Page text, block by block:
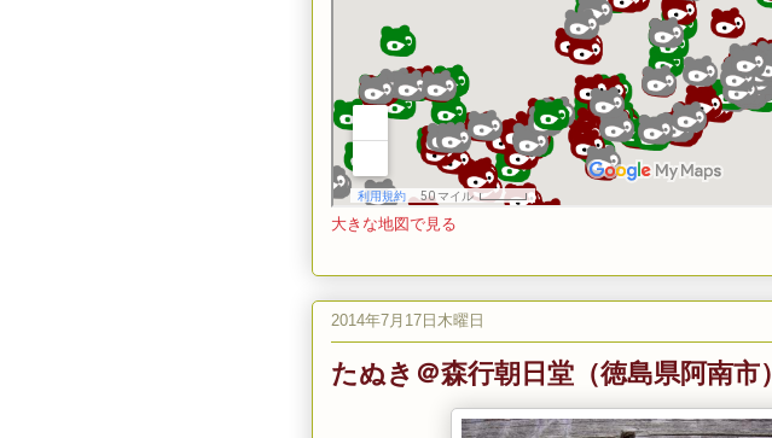
大きな地図で見る
2014年7月17日木曜日
たぬき＠森行朝日堂（徳島県阿南市）